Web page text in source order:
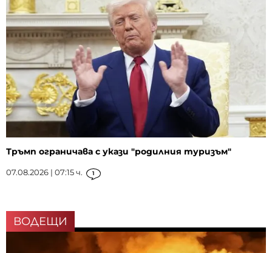
Тръмп ограничава с укази "родилния туризъм"
07.08.2026 | 07:15 ч. 1
ВОДЕЩИ